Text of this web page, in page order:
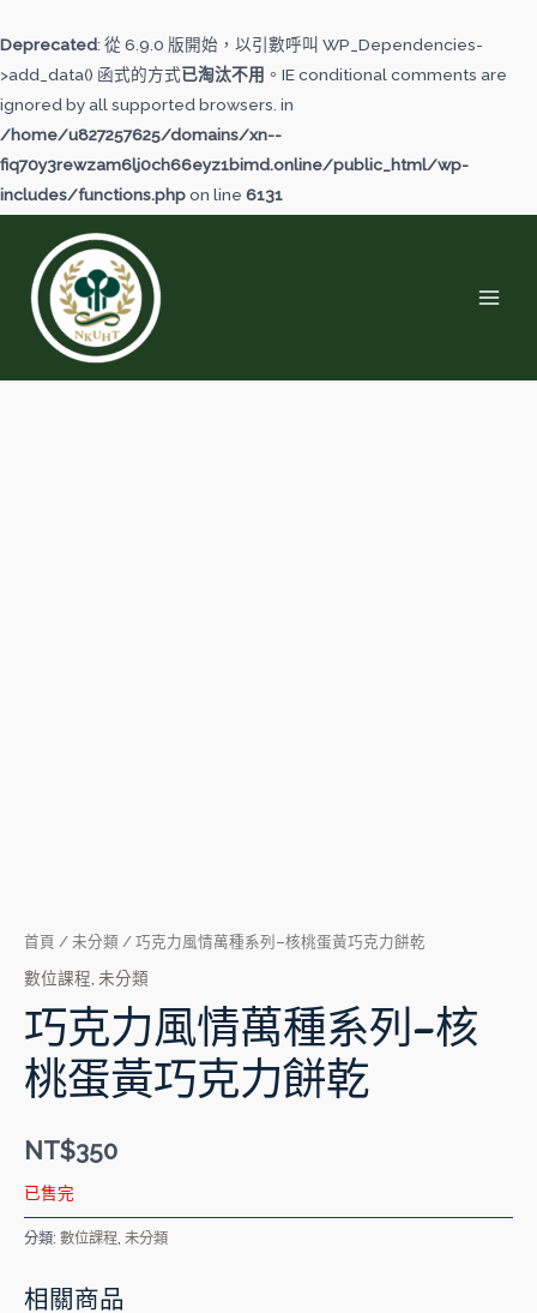
Deprecated: 從 6.9.0 版開始，以引數呼叫 WP_Dependencies-
>add_data() 函式的方式已淘汰不用 。IE conditional comments are
ignored by all supported browsers. in
/home/u827257625/domains/xn--
fiq70y3rewzam6lj0ch66eyz1bimd.online/public_html/wp-
includes/functions.phpon line 6131
至
主
要
內
容
首頁 / 未分類 / 巧克力風情萬種系列–核桃蛋黃巧克力餅乾
數位課程 未分類
巧克力風情萬種系列–核
桃蛋黃巧克力餅乾
NT$350
已售完
分類: 數位課程 未分類
相關商品